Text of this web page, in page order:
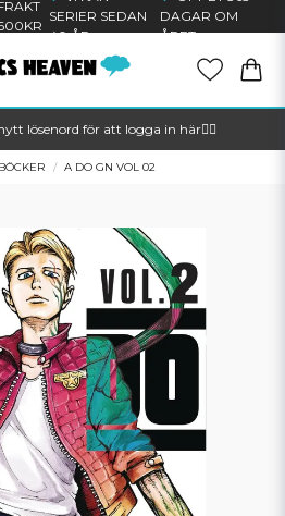
SERIER SEDAN
40 ÅR
DAGAR OM
ÅRET
lösenord för att logga in här🦸‍♂️
A DO GN VOL 02